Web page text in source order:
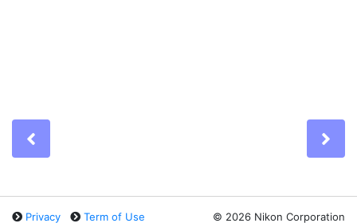
Privacy Term of Use © 2026 Nikon Corporation